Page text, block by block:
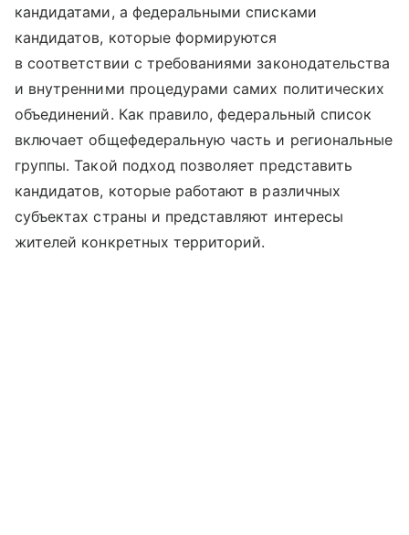
кандидатами, а федеральными списками
кандидатов, которые формируются
в соответствии с требованиями законодательства
и внутренними процедурами самих политических
объединений. Как правило, федеральный список
включает общефедеральную часть и региональные
группы. Такой подход позволяет представить
кандидатов, которые работают в различных
субъектах страны и представляют интересы
жителей конкретных территорий.